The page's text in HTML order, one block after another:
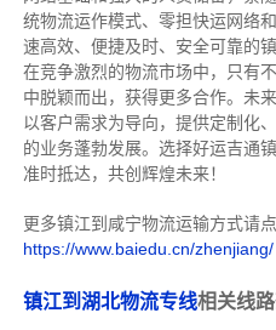
统物流运作模式、零担快运网络
速高效、便捷及时、安全可靠的
在竞争激烈的物流市场中，只有
中脱颖而出，获得更多合作。 未
以客户需求为导向，提供定制化
的业务蓬勃发展。选择好运吉通
准时抵达，共创辉煌未来！
更多镇江到咸宁物流运输方式请
https://www.baiedu.cn/zhenjiang/
镇江到湖北物流专线相关线